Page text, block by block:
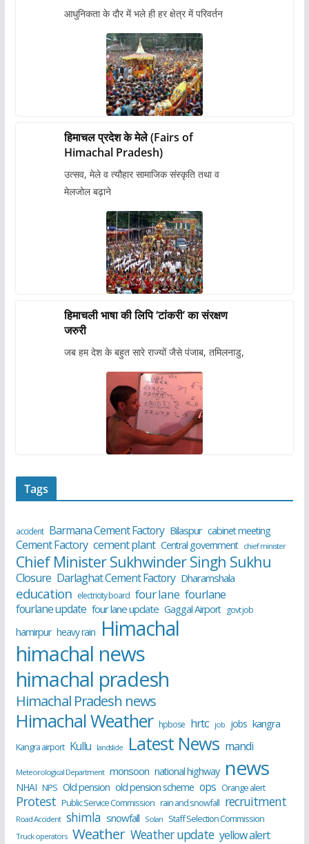
आधुनिकता के दौर में भले ही हर क्षेत्र में परिवर्तन
हिमाचल प्रदेश के मेले (Fairs of
Himachal Pradesh)
उत्सव, मेले व त्यौहार सामाजिक संस्कृति तथा व
मेलजोल बढ़ाने
हिमाचली भाषा की लिपि ‘टांकरी’ का संरक्षण
जरुरी
जब हम देश के बहुत सारे राज्यों जैसे पंजाब, तमिलनाडु,
Tags
accident Barmana Cement Factory Bilaspur cabinet meeting
Cement Factory cement plant Central government chief minister
Chief Minister Sukhwinder Singh Sukhu
Closure Darlaghat Cement Factory Dharamshala
education electricity board four lane fourlane
fourlane update four lane update Gaggal Airport govt job
hamirpur heavy rain Himachal
himachal news
himachal pradesh
Himachal Pradesh news
Himachal Weather hpbose hrtc job jobs kangra
Kangra airport Kullu landslide Latest News mandi
Meteorological Department monsoon national highway news
NHAI NPS Old pension old pension scheme ops Orange alert
Protest Public Service Commission rain and snowfall recruitment
Road Accident shimla snowfall Solan Staff Selection Commission
Truck operators Weather Weather update yellow alert